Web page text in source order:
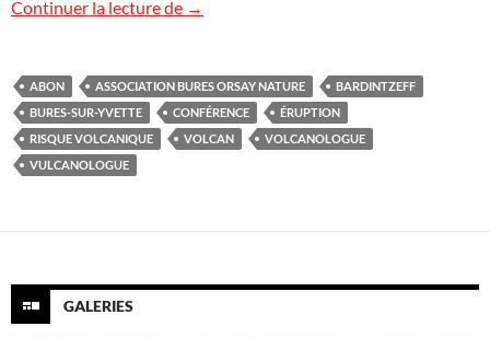
Continuer la lecture de Conférence à Bures-sur-Yvette (91)
→
ABON ASSOCIATION BURES ORSAY NATURE
BARDINTZEFF
BURES-SUR-YVETTE
CONFÉRENCE
ÉRUPTION
RISQUE VOLCANIQUE
VOLCAN
VOLCANOLOGUE
VULCANOLOGUE
GALERIES